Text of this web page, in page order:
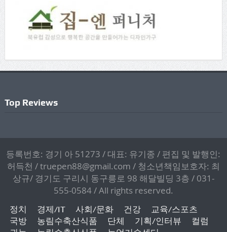
Top Reviews
등록번호: 경기 아 51273 / 대표: 유기종 / 편집 및 발행인:
허득천 / truepen88@gmail.com / 청소년책임보호자: 최
상규/ 경기도 구리시 동구릉로 98 해달빌딩 3층 / 031-
555-0584 / All rights reserved.
정치 경제/IT 사회/문화 건강
교육/스포츠
국방
농림수축산식품 단체 기획/인터뷰
컬럼